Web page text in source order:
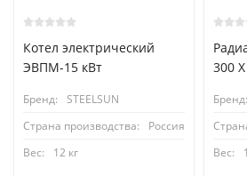
Котел электрический
ЭВПМ-15 кВт
Бренд:
STEELSUN
Страна производства:
Россия
Вес:
12 кг
300
Бренд:
Вес: